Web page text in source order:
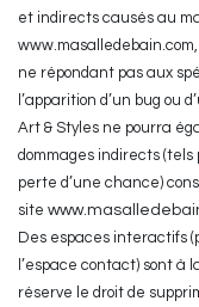
et indirects causés au
ne répondant pas aux
l’apparition d’un bug ou
Art & Styles ne pourra
dommages indirects
perte d’une chance)
site
Des espaces interactifs
l’espace contact) sont à
réserve le droit de